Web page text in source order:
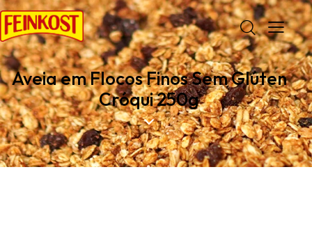
Aveia em Flocos Finos Sem Glúten
Cróqui 250g